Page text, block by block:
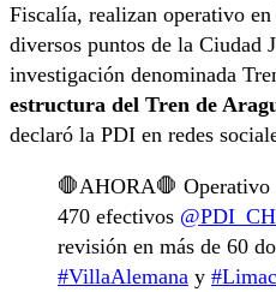
Fiscalía, realizan operativo
diversos puntos de la Ciudad
investigación denominada
estructura del Tren de
declaró la PDI en redes
🛑AHORA🛑 Operativo
470 efectivos
revisión en más de 60
#VillaAlemana y